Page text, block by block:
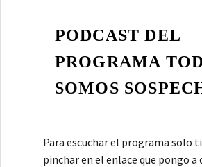
PODCAST DEL
PROGRAMA
SOMOS
Para escuchar el programa solo
pinchar en el enlace que pongo